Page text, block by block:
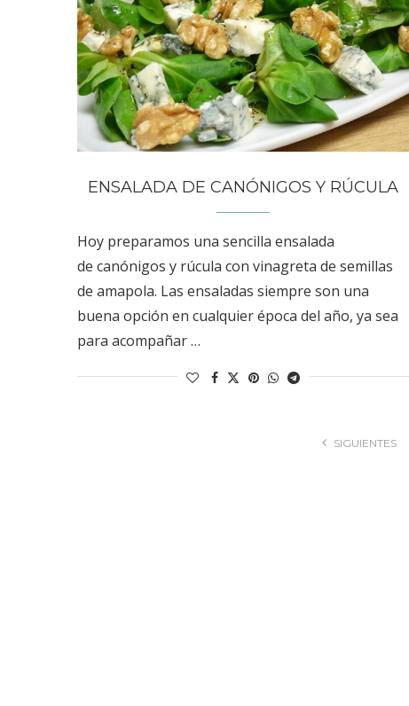
ENSALADA DE CANÓNIGOS Y RÚCULA
Hoy preparamos una sencilla ensalada
de canónigos y rúcula con vinagreta de semillas
de amapola. Las ensaladas siempre son una
buena opción en cualquier época del año, ya sea
para acompañar …
SIGUIENTES